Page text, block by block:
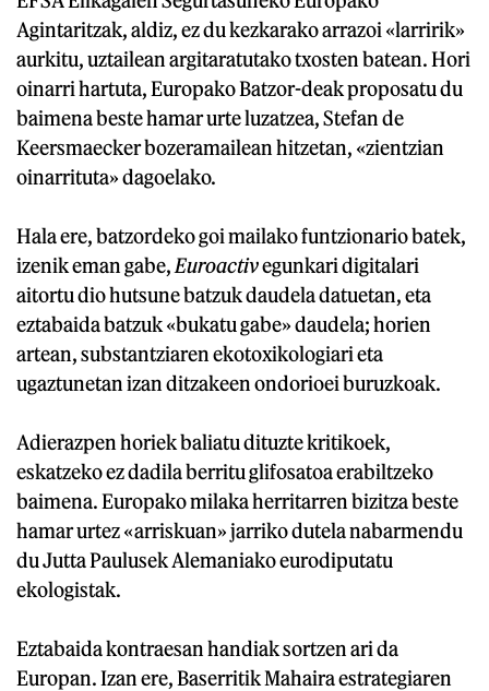
Agintaritzak, aldiz, ez du kezkarako arrazoi «larririk»
aurkitu, uztailean argitaratutako txosten batean. Hori
oinarri hartuta, Europako Batzor-deak proposatu du
baimena beste hamar urte luzatzea, Stefan de
Keersmaecker bozeramailean hitzetan, «zientzian
oinarrituta» dagoelako.
Hala ere, batzordeko goi mailako funtzionario batek,
izenik eman gabe, Euroactivegunkari digitalari
aitortu dio hutsune batzuk daudela datuetan, eta
eztabaida batzuk «bukatu gabe» daudela; horien
artean, substantziaren ekotoxikologiari eta
ugaztunetan izan ditzakeen ondorioei buruzkoak.
Adierazpen horiek baliatu dituzte kritikoek,
eskatzeko ez dadila berritu glifosatoa erabiltzeko
baimena. Europako milaka herritarren bizitza beste
hamar urtez «arriskuan» jarriko dutela nabarmendu
du Jutta Paulusek Alemaniako eurodiputatu
ekologistak.
Eztabaida kontraesan handiak sortzen ari da
Europan. Izan ere, Baserritik Mahaira estrategiaren